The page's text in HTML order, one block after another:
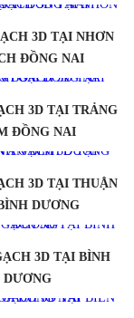
3D TẠI NHƠN
ĐỒNG NAI
3D TẠI TRẢNG
ĐỒNG NAI
3D TẠI THUẬN
DƯƠNG
3D TẠI BÌNH
DƯƠNG